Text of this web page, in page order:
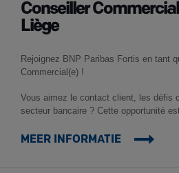
Conseiller
Liège
Rejoignez BNP Paribas Fortis en tant
Commercial(e) !
Vous aimez le contact client, les défis
secteur bancaire ? Cette opportunité
MEER INFORMATIE